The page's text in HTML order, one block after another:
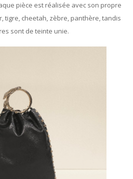
pièce est réalisée avec son propre
tigre, cheetah, zèbre, panthère, tandis
sont de teinte unie.